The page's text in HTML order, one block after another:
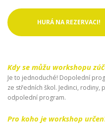
HURÁ NA REZERVACI!
Kdy se můžu workshopu
Je to jednoduché! Dopolední
ze středních škol. Jedinci, rodiny,
odpolední program.
Pro koho je workshop